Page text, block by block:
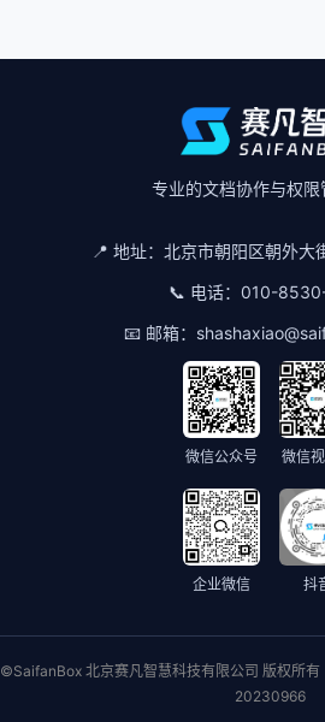
专业的文档协作与权限
📍 地址： 北京市朝阳区朝外大
📞 电话： 010-
📧 邮箱：
微信公众号 微信
企业微信 抖
©SaifanBox 北京赛凡智慧科技有限公司 版权所
20230966